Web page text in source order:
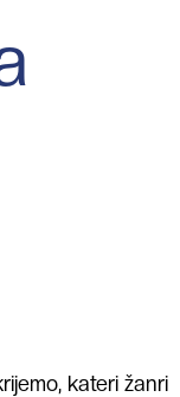
kateri žanri